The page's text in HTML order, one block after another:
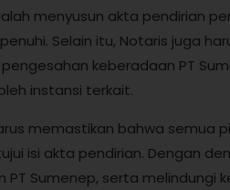
menyusun akta pendirian
Selain itu, Notaris juga
keberadaan PT
instansi terkait.
memastikan bahwa semua
isi akta pendirian. Dengan
PT Sumenep, serta